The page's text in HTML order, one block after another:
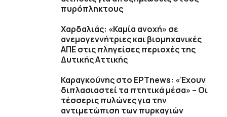
πυρόπληκτους
Χαρδαλιάς: «Καμία ανοχή» σε
ανεμογεννήτριες και βιομηχανικές
ΑΠΕ στις πληγείσες περιοχές της
Δυτικής Αττικής
Καραγκούνης στο ΕΡΤnews: «Έχουν
διπλασιαστεί τα πτητικά μέσα» – Οι
τέσσερις πυλώνες για την
αντιμετώπιση των πυρκαγιών